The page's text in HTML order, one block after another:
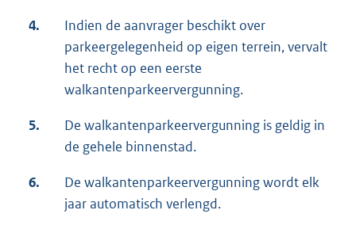
4.
Indien de aanvrager beschikt over
parkeergelegenheid op eigen terrein, vervalt
het recht op een eerste
walkantenparkeervergunning.
5.
De walkantenparkeervergunning is geldig in
de gehele binnenstad.
6.
De walkantenparkeervergunning wordt elk
jaar automatisch verlengd.